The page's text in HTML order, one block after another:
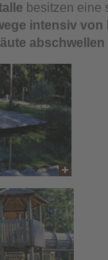
besitzen eine
intensiv von
abschwellen